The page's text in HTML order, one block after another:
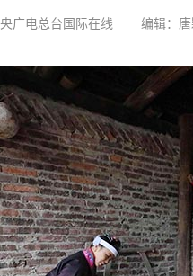
广电总台国际在线 编辑：